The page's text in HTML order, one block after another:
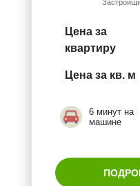
Цена за
квартиру
Цена за кв. м
6 минут на
машине